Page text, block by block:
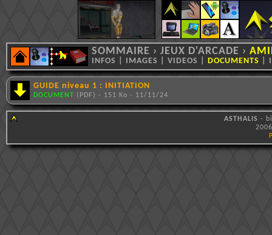
SOMMAIRE › JEUX D'ARCADE ›
INFOS IMAGES VIDEOS DOCUMENTS
GUIDE niveau 1 : INITIATION
DOCUMENT (PDF) - 151 Ko - 11/11/24
ASTHALIS -